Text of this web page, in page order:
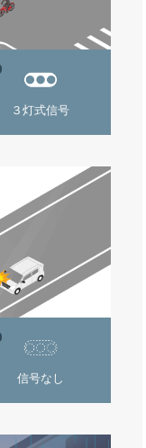
３灯式信号
信号なし